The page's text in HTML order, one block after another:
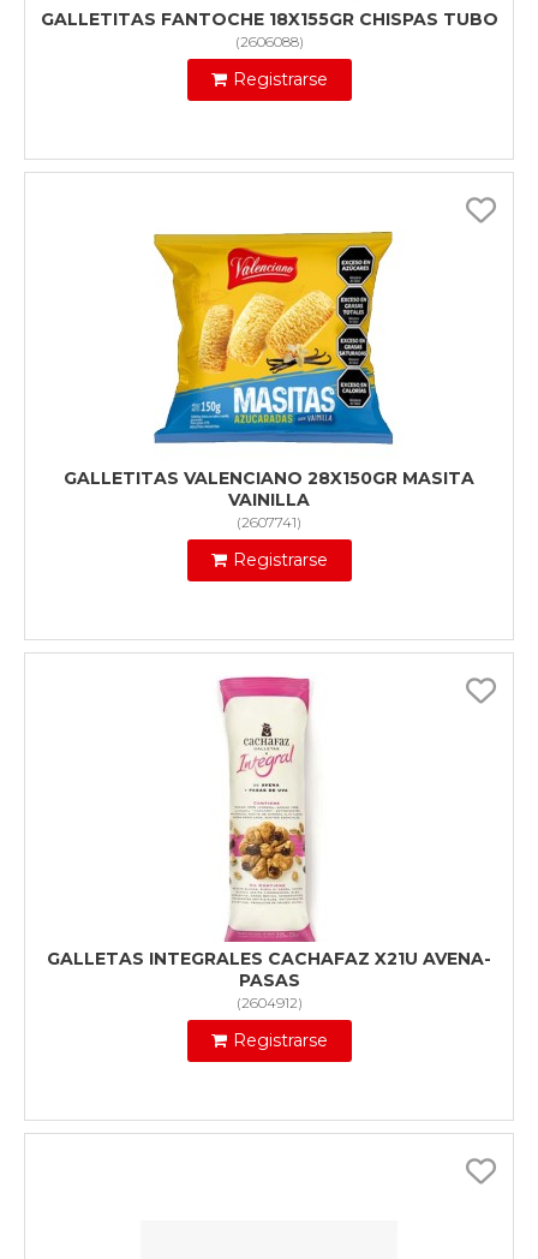
GALLETITAS FANTOCHE 18X155GR CHISPAS TUBO
(2606088)
Registrarse
GALLETITAS VALENCIANO 28X150GR MASITA
VAINILLA
(2607741)
Registrarse
GALLETAS INTEGRALES CACHAFAZ X21U AVENA-
PASAS
(2604912)
Registrarse